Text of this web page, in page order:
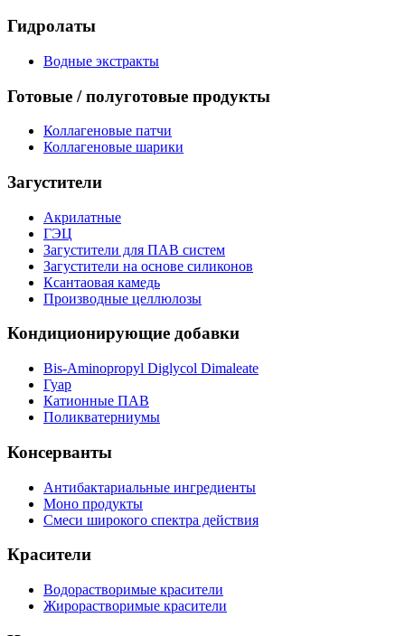
Гидролаты
Водные экстракты
Готовые / полуготовые продукты
Коллагеновые патчи
Коллагеновые шарики
Загустители
Акрилатные
ГЭЦ
Загустители для ПАВ систем
Загустители на основе силиконов
Ксантаовая камедь
Производные целлюлозы
Кондиционирующие добавки
Bis-Aminopropyl Diglycol Dimaleate
Гуар
Катионные ПАВ
Поликватерниумы
Консерванты
Антибактариальные ингредиенты
Моно продукты
Смеси широкого спектра действия
Красители
Водорастворимые красители
Жирорастворимые красители